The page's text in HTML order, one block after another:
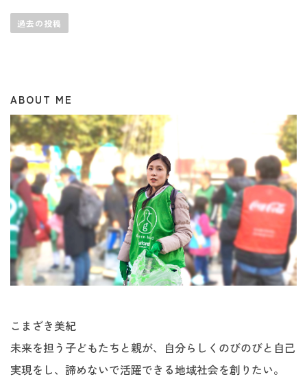
稿
ナ
ビ
ン
過去の投稿
ABOUT ME
こまざき美紀
未来を担う子どもたちと親が、自分らしくのびのびと自己
実現をし、諦めないで活躍できる地域社会を創りたい。